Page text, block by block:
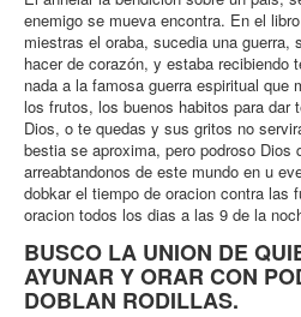
enemigo se mueva encontra. En el
miestras el oraba, sucedia una guerra,
hacer de corazón, y estaba recibiendo
nada a la famosa guerra espiritual que
los frutos, los buenos habitos para dar
Dios, o te quedas y sus gritos no
bestia se aproxima, pero podroso Dios
arreabtandonos de este mundo en u
dobkar el tiempo de oracion contra las
oracion todos los dias a las 9 de la
BUSCO LA UNION DE
AYUNAR Y ORAR CON
DOBLAN RODILLAS.